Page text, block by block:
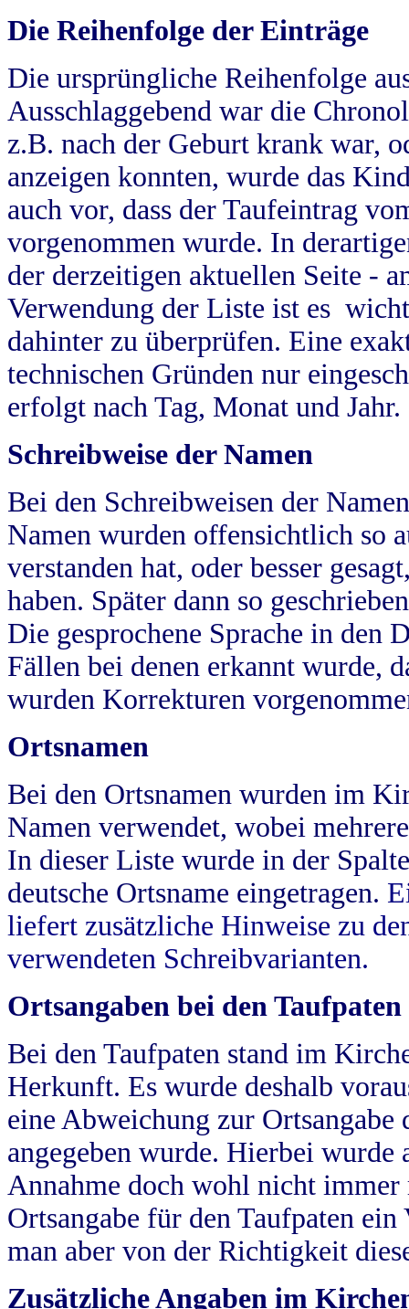
Die Reihenfolge der Einträge
Die ursprüngliche Reihenfolge
Ausschlaggebend war die
z.B. nach der Geburt krank war,
anzeigen konnten, wurde das
auch vor, dass der Taufeintrag
vorgenommen wurde. In
der derzeitigen aktuellen Seite -
Verwendung der Liste ist es
dahinter zu überprüfen. Eine
technischen Gründen nur
erfolgt nach Tag, Monat und Jahr.
Schreibweise der Namen
Bei den Schreibweisen der
Namen wurden offensichtlich so
verstanden hat, oder besser
haben. Später dann so
Die gesprochene Sprache in
Fällen bei denen erkannt wurde,
wurden Korrekturen
Ortsnamen
Bei den Ortsnamen wurden im
Namen verwendet, wobei
In dieser Liste wurde in der
deutsche Ortsname eingetragen.
liefert zusätzliche Hinweise zu
verwendeten Schreibvarianten.
Ortsangaben bei den Taufpaten
Bei den Taufpaten stand im
Herkunft. Es wurde deshalb
eine Abweichung zur
angegeben wurde. Hierbei wurde
Annahme doch wohl nicht
Ortsangabe für den Taufpaten
man aber von der Richtigkeit
Zusätzliche Angaben im